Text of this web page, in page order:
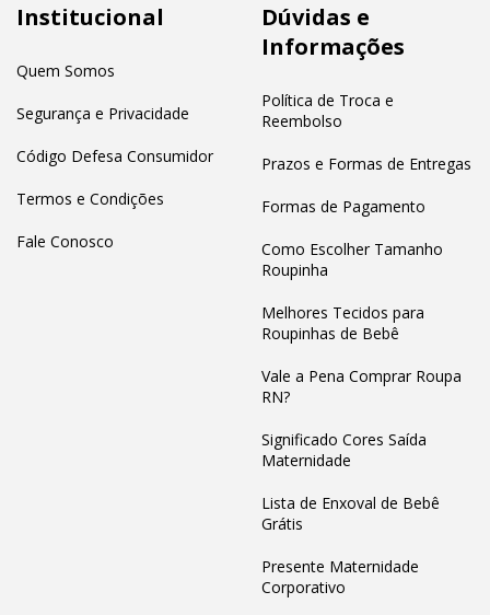
Institucional
Quem Somos
Segurança e Privacidade
Código Defesa Consumidor
Termos e Condições
Fale Conosco
Dúvidas e
Informações
Política de Troca e
Reembolso
Prazos e Formas de Entregas
Formas de Pagamento
Como Escolher Tamanho
Roupinha
Melhores Tecidos para
Roupinhas de Bebê
Vale a Pena Comprar Roupa
RN?
Significado Cores Saída
Maternidade
Lista de Enxoval de Bebê
Grátis
Presente Maternidade
Corporativo